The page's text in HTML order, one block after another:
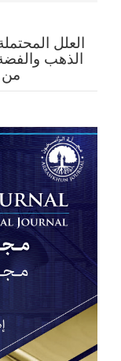
العلل
الذهب
من